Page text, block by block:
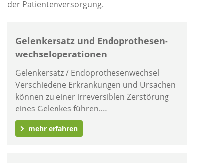
der Patientenversorgung.
Gelenkersatz und Endo­prothesen­
wechsel­operationen
Gelenkersatz / Endoprothesenwechsel
Verschiedene Erkrankungen und Ursachen
können zu einer irreversiblen Zerstörung
eines Gelenkes führen.…
mehr erfahren